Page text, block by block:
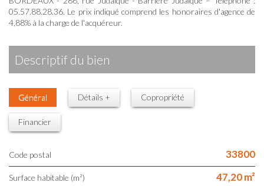
05.57.88.28.36. Le prix indiqué comprend les honoraires d'agence de
4,88% à la charge de l'acquéreur.
descriptif du bien
Général Détails + Copropriété
Financier
Code postal 33800
Surface habitable (m²) 47,20 m²